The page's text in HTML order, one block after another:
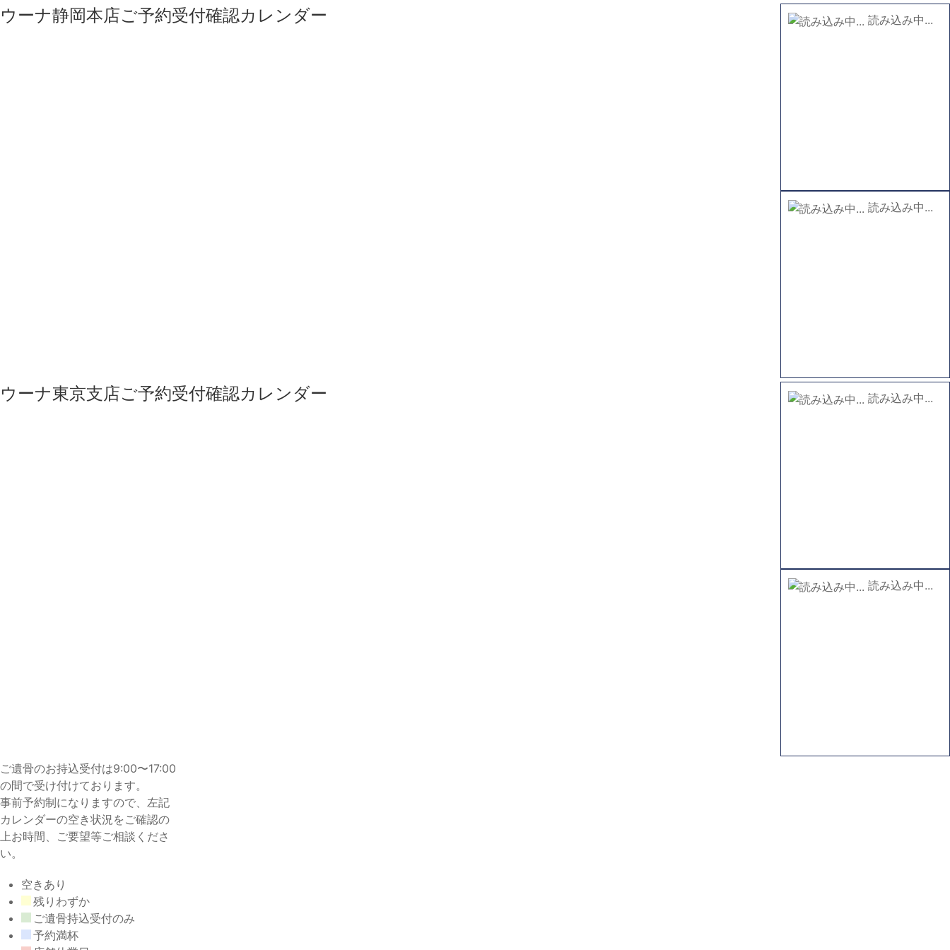
ウーナ静岡本店ご予約受付確認カレンダー 読み込み中...
読み込み中...
ウーナ東京支店ご予約受付確認カレンダー 読み込み中...
読み込み中...
ご遺骨のお持込受付は9:00〜17:00
の間で受け付けております。
事前予約制になりますので、左記
カレンダーの空き状況をご確認の
上お時間、ご要望等ご相談くださ
い。
空きあり
残りわずか
ご遺骨持込受付のみ
予約満杯